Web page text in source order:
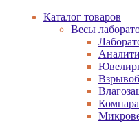
Каталог товаров
Весы